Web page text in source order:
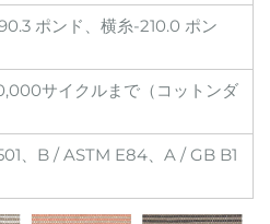
ポンド、横糸-210.0 ポン
サイクルまで（コットンダ
、B / ASTM E84、A / GB B1